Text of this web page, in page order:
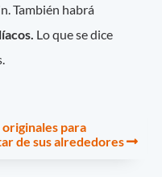
También habrá
Lo que se dice
para
de sus alrededores